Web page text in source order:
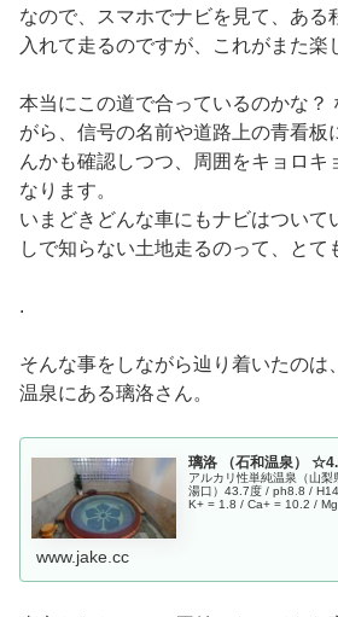
なので、スマホでナビを見て、ある
入れて走るのですが、これがまた楽
本当にこの道で合っているのかな？
がら、信号の名前や道路上の青看板
んかも確認しつつ、周囲をキョロキ
なります。
いまどきどんな車にもナビはついて
しで知らない土地走るのって、とて
.
そんな事をしながら辿り着いたのは
温泉にある璃洛さん。
璃洛 （石和温泉）
アルカリ性単純温泉（山
湯口）43.7度 / ph8.8 /
K+ = 1.8 / Ca+ = 10.2 /
www.jake.cc